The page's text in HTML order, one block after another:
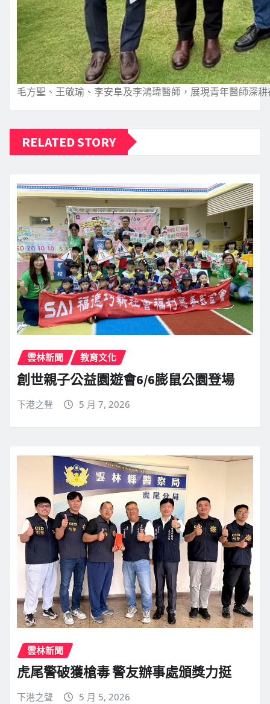
毛方聖、王敬瑜、李安阜及李鴻瑋醫師，展現青年醫師深
RELATED STORY
雲林新聞 教育文化
創世親子公益園遊會6/6膨鼠公園登場
下港之聲 5 月 7, 2026
雲林新聞
虎尾警破獲槍毒 警友辦事處頒獎力挺
下港之聲 5 月 5, 2026